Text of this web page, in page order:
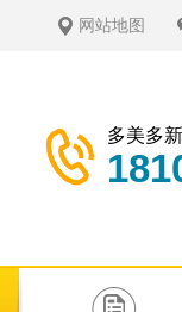
网站地图
多美多